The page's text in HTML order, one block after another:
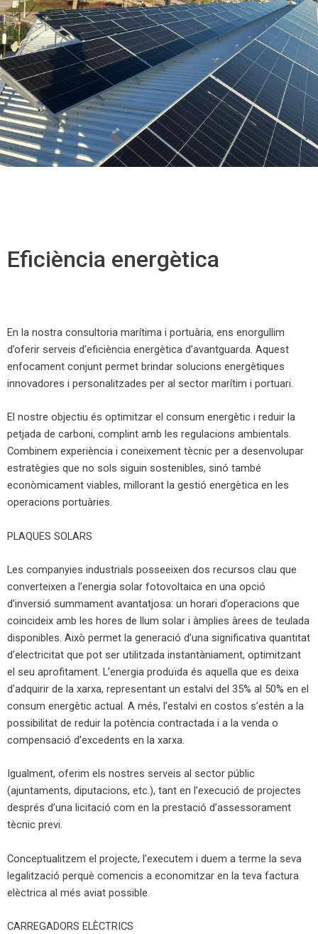
Eficiència energètica
En la nostra consultoria marítima i portuària, ens enorgullim
d’oferir serveis d’eficiència energètica d’avantguarda. Aquest
enfocament conjunt permet brindar solucions energètiques
innovadores i personalitzades per al sector marítim i portuari.
El nostre objectiu és optimitzar el consum energètic i reduir la
petjada de carboni, complint amb les regulacions ambientals.
Combinem experiència i coneixement tècnic per a desenvolupar
estratègies que no sols siguin sostenibles, sinó també
econòmicament viables, millorant la gestió energètica en les
operacions portuàries.
PLAQUES SOLARS
Les companyies industrials posseeixen dos recursos clau que
converteixen a l’energia solar fotovoltaica en una opció
d’inversió summament avantatjosa: un horari d’operacions que
coincideix amb les hores de llum solar i àmplies àrees de teulada
disponibles. Això permet la generació d’una significativa quantitat
d’electricitat que pot ser utilitzada instantàniament, optimitzant
el seu aprofitament. L’energia produïda és aquella que es deixa
d’adquirir de la xarxa, representant un estalvi del 35% al 50% en el
consum energètic actual. A més, l’estalvi en costos s’estén a la
possibilitat de reduir la potència contractada i a la venda o
compensació d’excedents en la xarxa.
Igualment, oferim els nostres serveis al sector públic
(ajuntaments, diputacions, etc.), tant en l’execució de projectes
després d’una licitació com en la prestació d’assessorament
tècnic previ.
Conceptualitzem el projecte, l’executem i duem a terme la seva
legalització perquè comencis a economitzar en la teva factura
elèctrica al més aviat possible.
CARREGADORS ELÈCTRICS